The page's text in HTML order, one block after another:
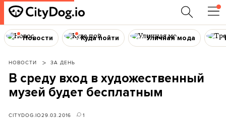
Новости Куда пойти Уличная мода
НОВОСТИ ЗА ДЕНЬ
В среду вход в художественный
музей будет бесплатным
CITYDOG.IO29.03.2016 1